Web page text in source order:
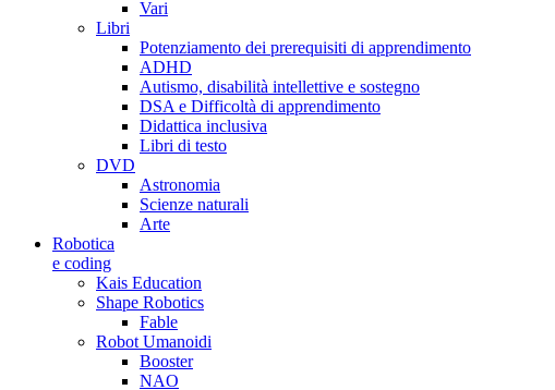
Vari
Libri
Potenziamento dei prerequisiti di apprendimento
ADHD
Autismo, disabilità intellettive e sostegno
DSA e Difficoltà di apprendimento
Didattica inclusiva
Libri di testo
DVD
Astronomia
Scienze naturali
Arte
Robotica
e coding
Kais Education
Shape Robotics
Fable
Robot Umanoidi
Booster
NAO